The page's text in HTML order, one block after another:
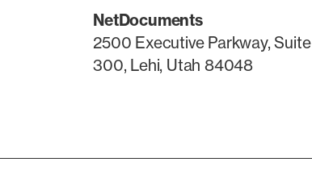
NetDocuments
2500 Executive Parkway, Suite
300, Lehi, Utah 84048